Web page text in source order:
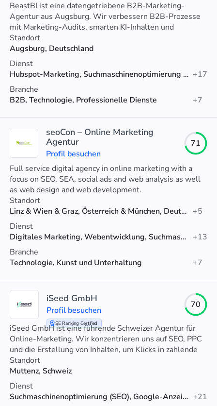
BeastBI ist eine datengetriebene B2B-Marketing-
Agentur aus Augsburg. Wir verbessern B2B-Prozesse
mit Marketing-Audits, smarten KI-Inhalten und
SEO/GEO Optimierung
Standort
Augsburg, Deutschland
Dienst
Hubspot-Marketing, Suchmaschinenoptimierung (SEO), Datenanalyse +17
Branche
B2B, Technologie, Professionelle Dienste
+7
seoCon – Online Marketing
Agentur
Profil besuchen
71
Full service digital agency in online marketing with a
focus on SEO, SEA, social ads and web analysis as well
as web design and web development.
Standort
Linz & Wien & Graz, Österreich & München, Deutschland & Zürich, Schweiz
+5
Dienst
Digitales Marketing, Webentwicklung, Suchmaschinenoptimierung (SEO)
+13
Branche
Technologie, Kunst und Unterhaltung
+7
SE Ranking Certified
iSeed GmbH
Profil besuchen
70
iSeed GmbH ist eine führende Schweizer Agentur für
Online-Marketing. Wir konzentrieren uns auf SEO, PPC
und die Erstellung von Inhalten, um Klicks in zahlende
Kunden zu verwandeln.
Standort
Muttenz, Schweiz
Dienst
Suchmaschinenoptimierung (SEO), Google-Anzeigen, Web-Design +21